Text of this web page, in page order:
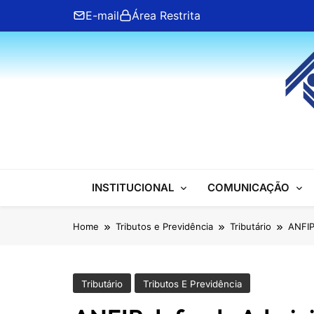
content
E-mail Área Restrita
ANFIP Nacional
INSTITUCIONAL COMUNICAÇÃO
Home Tributos e Previdência Tributário
Tributário Tributos E Previdência